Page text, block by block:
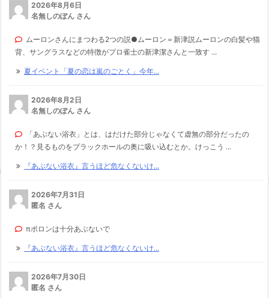
2026年8月6日
名無しのぽん さん
ムーロンさんにまつわる2つの説●ムーロン＝新津説ムーロンの白髪や猫
背、サングラスなどの特徴がプロ雀士の新津潔さんと一致す ...
夏イベント「夏の恋は嵐のごとく」今年...
2026年8月2日
名無しのぽん さん
「あぶない浴衣」とは、はだけた部分じゃなくて虚無の部分だったの
か！？見るものをブラックホールの奥に吸い込むとか。けっこう ...
『あぶない浴衣』言うほど危なくないけ...
2026年7月31日
匿名 さん
πポロンは十分あぶないで
『あぶない浴衣』言うほど危なくないけ...
2026年7月30日
匿名 さん